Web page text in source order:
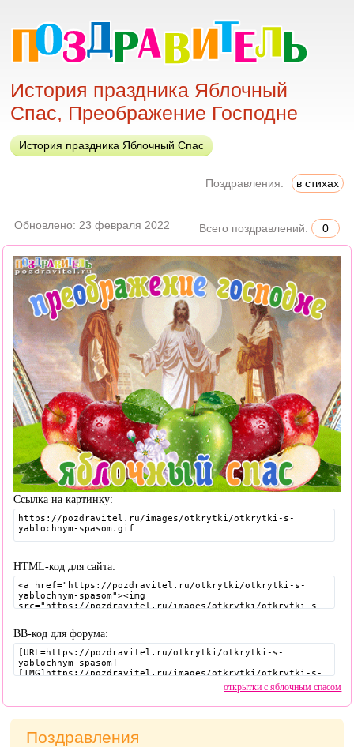
История праздника Яблочный
Спас, Преображение Господне
История праздника Яблочный Спас
Поздравления: в стихах
Обновлено: 23 февраля 2022 Всего поздравлений: 0
Ссылка на картинку:
HTML-код для сайта:
BB-код для форума:
открытки с яблочным спасом
Поздравления